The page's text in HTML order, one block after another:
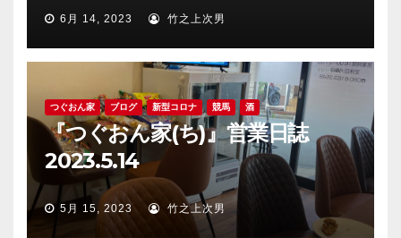
6月 14, 2023 竹之上次男
つぐおん家 ブログ 新型コロナ 競馬 酒
『つぐおん家(ち)』営業日誌
2023.5.14
5月 15, 2023 竹之上次男